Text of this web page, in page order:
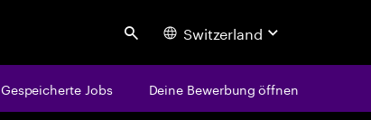
Search Switzerland
Gespeicherte Jobs Deine Bewerbung öffnen